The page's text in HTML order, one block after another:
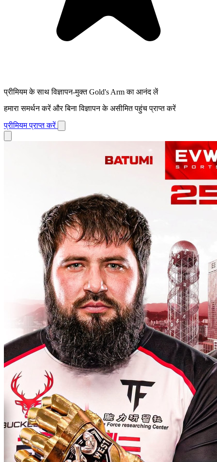
प्रीमियम के साथ विज्ञापन-मुक्त Gold's Arm का आनंद लें
हमारा समर्थन करें और बिना विज्ञापन के असीमित पहुंच प्राप्त करें
प्रीमियम प्राप्त करें